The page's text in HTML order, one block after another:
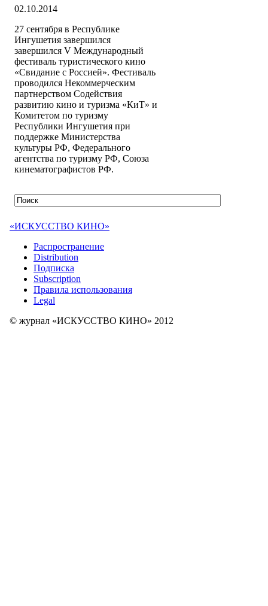
02.10.2014
27 сентября в Республике
Ингушетия завершился
завершился V Международный
фестиваль туристического кино
«Свидание с Россией». Фестиваль
проводился Некоммерческим
партнерством Содействия
развитию кино и туризма «КиТ» и
Комитетом по туризму
Республики Ингушетия при
поддержке Министерства
культуры РФ, Федерального
агентства по туризму РФ, Союза
кинематографистов РФ.
«ИСКУССТВО КИНО»
Распространение
Distribution
Подписка
Subscription
Правила использования
Legal
© журнал «ИСКУССТВО КИНО» 2012